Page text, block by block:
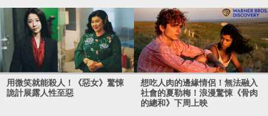
用微笑就能殺人！《惡女》驚悚
詭計展露人性至惡
想吃人肉的邊緣情侶！無法融入
社會的夏勒梅！浪漫驚悚《骨肉
的總和》下周上映